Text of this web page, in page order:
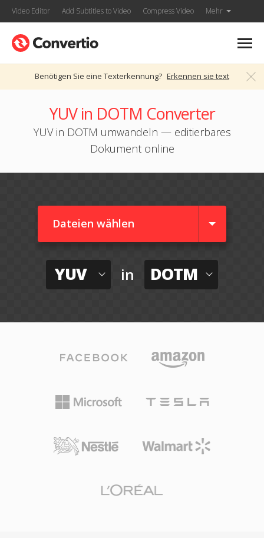
Video Editor Add Subtitles to Video Compress Video Mehr
Benötigen Sie eine Texterkennung? Erkennen sie text
YUV in DOTM Converter
YUV in DOTM umwandeln — editierbares
Dokument online
Dateien wählen
YUV in DOTM